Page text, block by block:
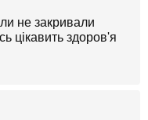
не закривали
цікавить здоров'я